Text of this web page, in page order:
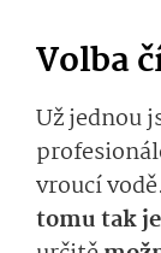
Volba
Už jednou
vroucí
tomu tak